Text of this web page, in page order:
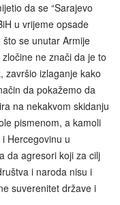
da se “Sarajevo
u vrijeme opsade
što se unutar Armije
ne znači da je to
završio izlaganje kako
da pokažemo da
na nekakvom skidanju
pismenom, a kamoli
Hercegovinu u
da agresori koji za cilj
i naroda nisu i
suverenitet države i